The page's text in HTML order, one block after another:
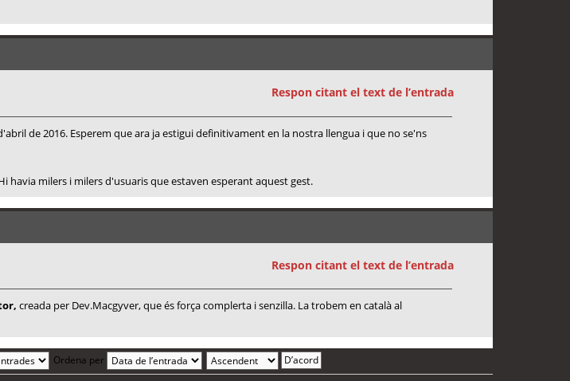
Respon citant el text de l’entrada
de 2016. Esperem que ara ja estigui definitivament en la nostra llengua i que no se'ns
havia milers i milers d'usuaris que estaven esperant aquest gest.
Respon citant el text de l’entrada
creada per Dev.Macgyver, que és força complerta i senzilla. La trobem en català al
Ordena per